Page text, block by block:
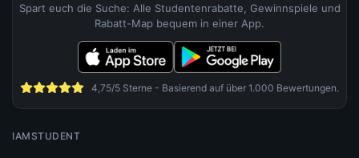
Spart euch die Suche: Alle Studentenrabatte, Gewinnspiele und
Rabatt-Map bequem in einer App.
4,75/5 Sterne - Basierend auf über 1.000 Bewertungen.
IAMSTUDENT